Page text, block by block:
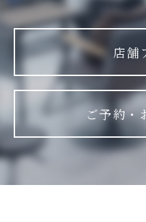
店舗
ご予約・